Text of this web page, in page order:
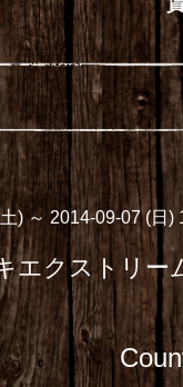
) ～ 2014-09-07 (日)
エクストリ